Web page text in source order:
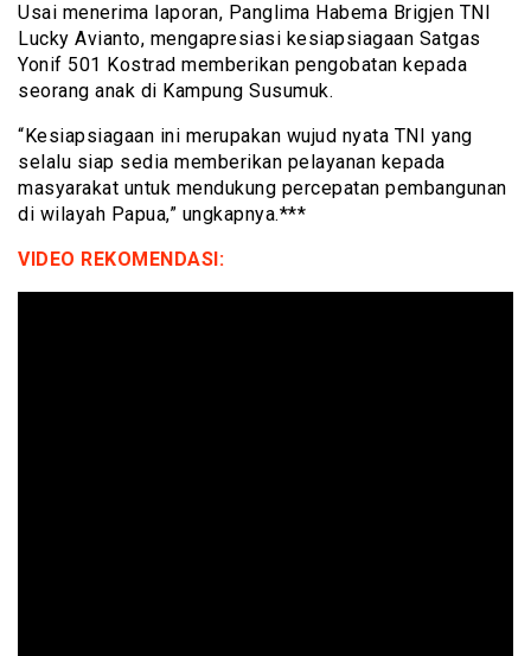
Usai menerima laporan, Panglima Habema Brigjen TNI
Lucky Avianto, mengapresiasi kesiapsiagaan Satgas
Yonif 501 Kostrad memberikan pengobatan kepada
seorang anak di Kampung Susumuk.
“Kesiapsiagaan ini merupakan wujud nyata TNI yang
selalu siap sedia memberikan pelayanan kepada
masyarakat untuk mendukung percepatan pembangunan
di wilayah Papua,” ungkapnya.***
VIDEO REKOMENDASI: